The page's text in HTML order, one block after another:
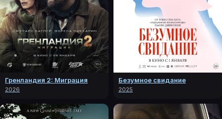
Гренландия 2: Миграция
2026
Безумное свидание
2025